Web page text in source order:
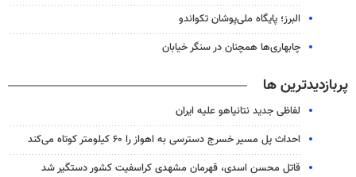
البرز؛ پایگاه ملی‌پوشان تکواندو
چابهاری‌ها همچنان در سنگر خیابان
پربازدیدترین ها
لفاظی جدید نتانیاهو علیه ایران
احداث پل مسیر خسرج دسترسی به اهواز را ۶۰ کیلومتر کوتاه می‌کند
قاتل محسن اسدی، قهرمان مشهدی کراسفیت کشور دستگیر شد